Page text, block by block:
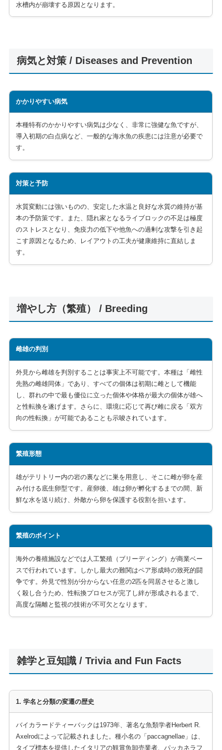
水槽内が崩壊する原因となります。
病気と対策 / Diseases and Prevention
かかりやすい病気
本種特有のかかりやすい病気は少なく、非常に強健な魚ですが、
導入初期の白点病など、一般的な海水魚の疾患には注意が必要で
す。
対策と予防
水質変動には強いものの、安定した水温と良好な水質の維持が基
本の予防策です。また、隠れ家となるライブロックの不足は極度
のストレスとなり、免疫力の低下や他魚への過剰な攻撃を引き起
こす原因となるため、レイアウトの工夫が健康維持に直結しま
す。
増やし方（繁殖） / Breeding
雌雄の判別
外見から雌雄を判別することは事実上不可能です。本種は「雌性
先熟の雌雄同体」であり、すべての個体は初期に雌として機能
し、群れの中で最も優位に立った個体や体格が最大の個体が雄へ
と性転換を遂げます。さらに、環境に応じて再び雌に戻る「双方
向の性転換」が可能であることも示唆されています。
繁殖形態
雄がテリトリー内の岩の裏などに巣を用意し、そこに雌が卵を産
み付ける底生卵型です。産卵後、雄は卵が孵化するまでの間、新
鮮な水を送り続け、外敵から卵を保護する役割を担います。
繁殖のポイント
海外の養殖施設などでは人工繁殖（ブリーディング）が商業ベー
スで行われています。しかし最大の難関はペア形成時の致死的闘
争です。外見で性別が分からない任意の2匹を同居させると激し
く殺し合うため、性転換プロセスが完了し絆が形成されるまで、
高度な隔離と監視の技術が不可欠となります。
雑学と豆知識 / Trivia and Fun Facts
1. 学名と分類の変遷の歴史
バイカラードティーバックは1973年、著名な魚類学者Herbert R.
Axelrodによって記載されました。種小名の「paccagnellae」は、
タイプ標本を提供したイタリアの観賞魚卸売業者、パッカネラフ